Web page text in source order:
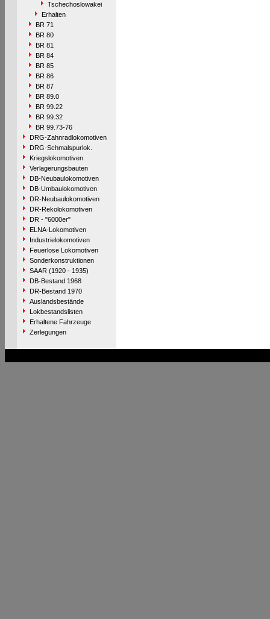
Tschechoslowakei
Erhalten
BR 71
BR 80
BR 81
BR 84
BR 85
BR 86
BR 87
BR 89.0
BR 99.22
BR 99.32
BR 99.73-76
DRG-Zahnradlokomotiven
DRG-Schmalspurlok.
Kriegslokomotiven
Verlagerungsbauten
DB-Neubaulokomotiven
DB-Umbaulokomotiven
DR-Neubaulokomotiven
DR-Rekolokomotiven
DR - "6000er"
ELNA-Lokomotiven
Industrielokomotiven
Feuerlose Lokomotiven
Sonderkonstruktionen
SAAR (1920 - 1935)
DB-Bestand 1968
DR-Bestand 1970
Auslandsbestände
Lokbestandslisten
Erhaltene Fahrzeuge
Zerlegungen